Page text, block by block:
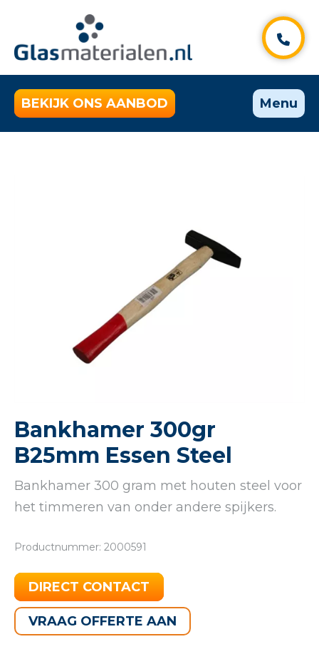
BEKIJK ONS AANBOD Menu
Bankhamer 300gr
B25mm Essen Steel
Bankhamer 300 gram met houten steel voor
het timmeren van onder andere spijkers.
Productnummer: 2000591
DIRECT CONTACT
VRAAG OFFERTE AAN